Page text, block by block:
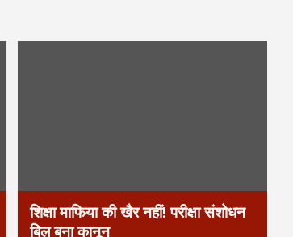
शिक्षा माफिया की खैर नहीं! परीक्षा संशोधन
बिल बना कानून